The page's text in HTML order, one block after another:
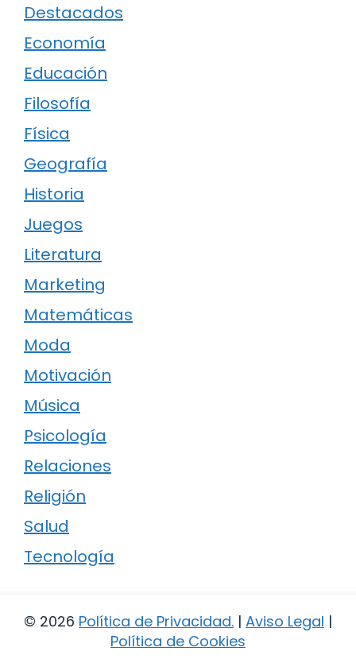
Destacados
Economía
Educación
Filosofía
Física
Geografía
Historia
Juegos
Literatura
Marketing
Matemáticas
Moda
Motivación
Música
Psicología
Relaciones
Religión
Salud
Tecnología
© 2026 Política de Privacidad. | Aviso Legal |
Política de Cookies